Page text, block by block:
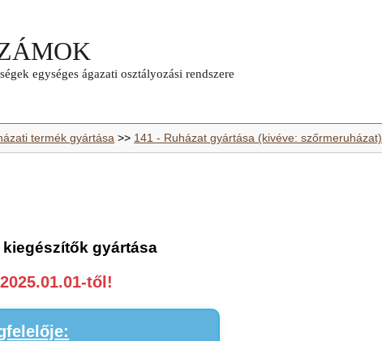
termék gyártása >> 141 - Ruházat gyártása (kivéve: szőrmeruházat)
kiegészítők gyártása
től!